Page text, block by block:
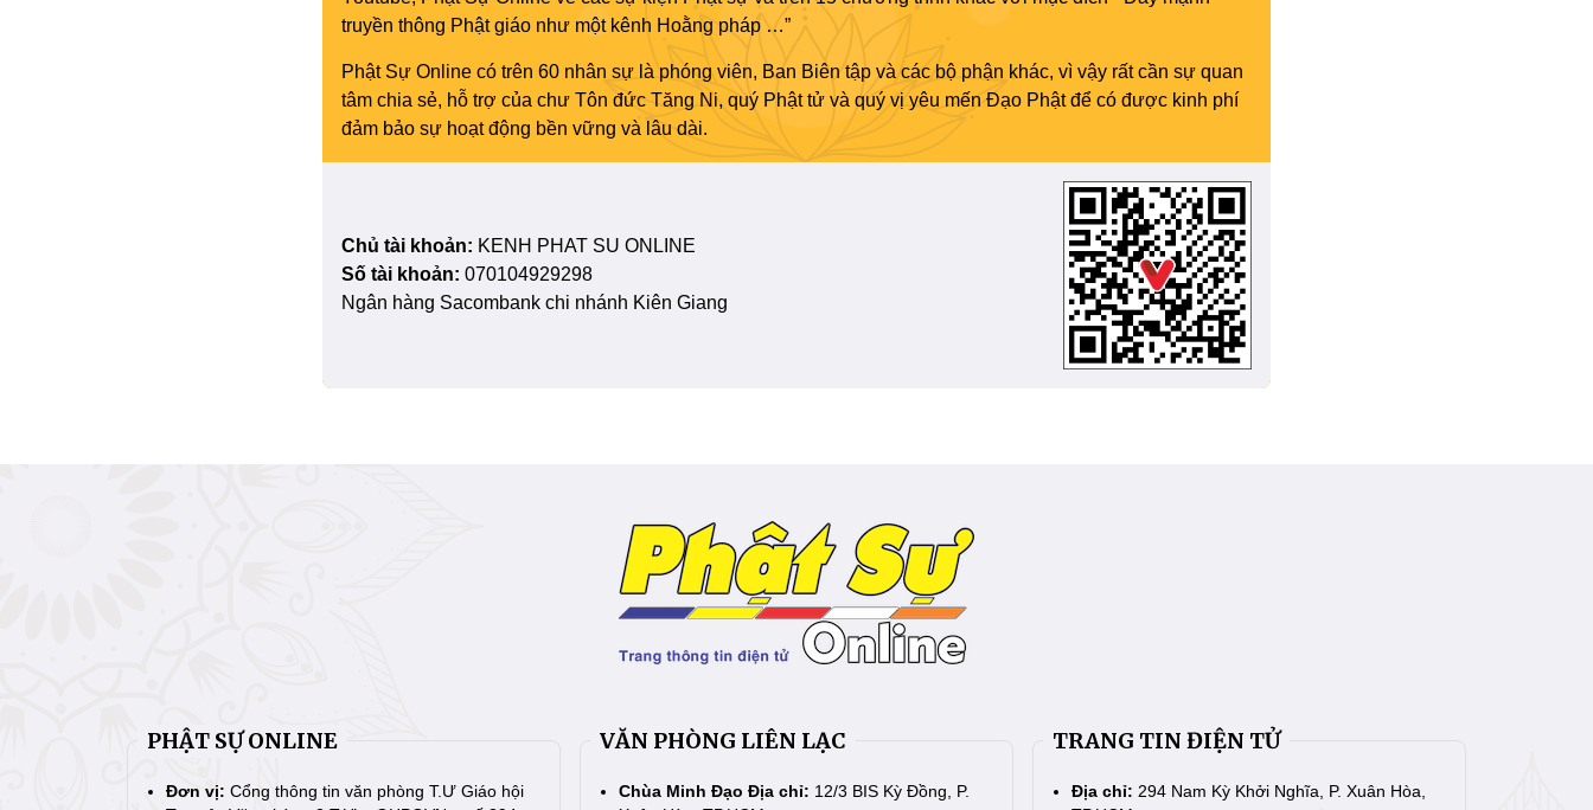
truyền thông Phật giáo như một kênh Hoằng pháp …”
Phật Sự Online có trên 60 nhân sự là phóng viên, Ban Biên tập và các bộ phận khác, vì vậy rất cần sự quan
tâm chia sẻ, hỗ trợ của chư Tôn đức Tăng Ni, quý Phật tử và quý vị yêu mến Đạo Phật để có được kinh phí
đảm bảo sự hoạt động bền vững và lâu dài.
Chủ tài khoản: KENH PHAT SU ONLINE
Số tài khoản: 070104929298
Ngân hàng Sacombank chi nhánh Kiên Giang
PHẬT SỰ ONLINE
Đơn vị: Cổng thông tin văn phòng T.Ư Giáo hội
VĂN PHÒNG LIÊN LẠC
Chùa Minh Đạo Địa chỉ: 12/3 BIS Kỳ Đồng, P.
TRANG TIN ĐIỆN TỬ
Địa chỉ: 294 Nam Kỳ Khởi Nghĩa, P. Xuân Hòa,